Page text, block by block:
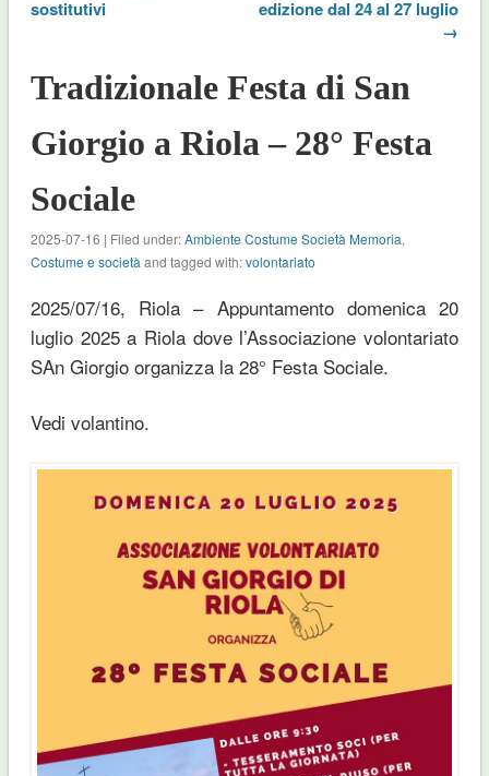
sostitutivi
edizione dal 24 al 27 luglio
→
Tradizionale Festa di San
Giorgio a Riola – 28° Festa
Sociale
2025-07-16 | Filed under:Ambiente Costume Società Memoria,
Costume e società and tagged with:volontariato
2025/07/16, Riola – Appuntamento domenica 20
luglio 2025 a Riola dove l’Associazione volontariato
SAn Giorgio organizza la 28° Festa Sociale.
Vedi volantino.